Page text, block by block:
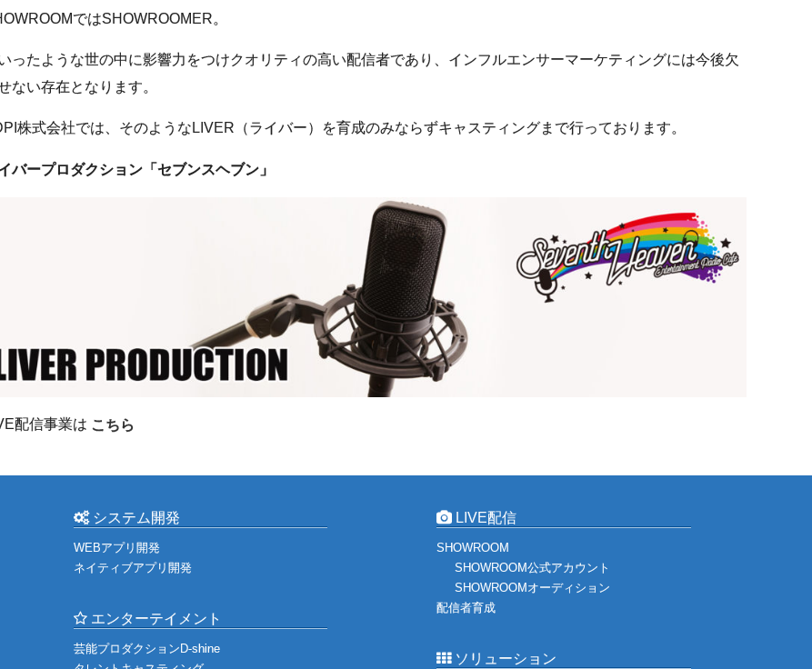
ではSHOWROOMER。
ったような世の中に影響力をつけクオリティの高い配信者であり、インフルエンサーマーケティングには今後欠
ない存在となります。
株式会社では、そのようなLIVER（ライバー）を育成のみならずキャスティングまで行っております。
バープロダクション「セブンスヘブン」
配信事業は こちら
システム開発
WEBアプリ開発
ネイティブアプリ開発
エンターテイメント
芸能プロダクションD-shine
LIVE配信
SHOWROOM
SHOWROOM公式アカウント
SHOWROOMオーディション
配信者育成
ソリューション